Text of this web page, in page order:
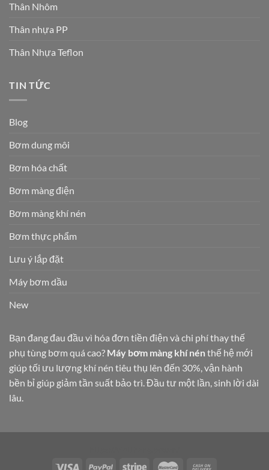
Thân Nhôm
Thân nhựa PP
Thân Nhựa Teflon
TIN TỨC
Blog
Bơm dung môi
Bơm hóa chất
Bơm màng điện
Bơm màng khí nén
Bơm thực phẩm
Lưu ý lắp đặt
Máy bơm dầu
New
Bạn đang đau đầu vì hóa đơn tiền điện và chi phí thay thế
phụ tùng bơm quá cao? Máy bơm màng khí nénthế hệ mới
giúp tối ưu lượng khí nén tiêu thụ lên đến 30%, vận hành
bền bỉ giúp giảm tần suất bảo trì. Đầu tư một lần, sinh lời dài
lâu.